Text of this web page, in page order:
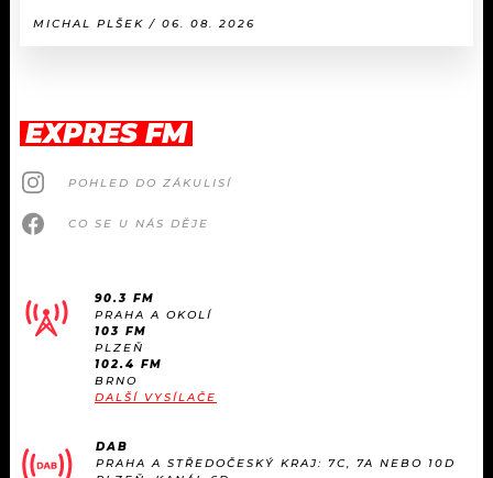
MICHAL PLŠEK / 06. 08. 2026
EXPRES FM
POHLED DO ZÁKULISÍ
CO SE U NÁS DĚJE
90.3 FM
PRAHA A OKOLÍ
103 FM
PLZEŇ
102.4 FM
BRNO
DALŠÍ VYSÍLAČE
DAB
PRAHA A STŘEDOČESKÝ KRAJ: 7C, 7A NEBO 10D